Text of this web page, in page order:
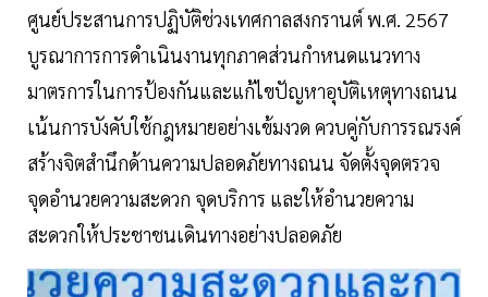
ศูนย์ประสานการปฏิบัติช่วงเทศกาลสงกรานต์ พ.ศ. 2567
บูรณาการการดำเนินงานทุกภาคส่วนกำหนดแนวทาง
มาตรการในการป้องกันและแก้ไขปัญหาอุบัติเหตุทางถนน
เน้นการบังคับใช้กฎหมายอย่างเข้มงวด ควบคู่กับการรณรงค์
สร้างจิตสำนึกด้านความปลอดภัยทางถนน จัดตั้งจุดตรวจ
จุดอำนวยความสะดวก จุดบริการ และให้อำนวยความ
สะดวกให้ประชาชนเดินทางอย่างปลอดภัย